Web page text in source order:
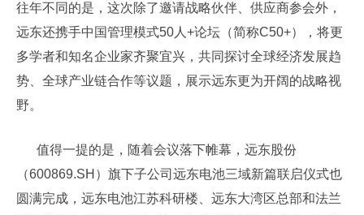
往年不同的是，这次除了邀请战略伙伴、供应商参会外，
远东还携手中国管理模式50人+论坛（简称C50+），将更
多学者和知名企业家齐聚宜兴，共同探讨全球经济发展趋
势、全球产业链合作等议题，展示远东更为开阔的战略视
野。
值得一提的是，随着会议落下帷幕，远东股份
（600869.SH）旗下子公司远东电池三域新篇联启仪式也
圆满完成，远东电池江苏科研楼、远东大湾区总部和法兰